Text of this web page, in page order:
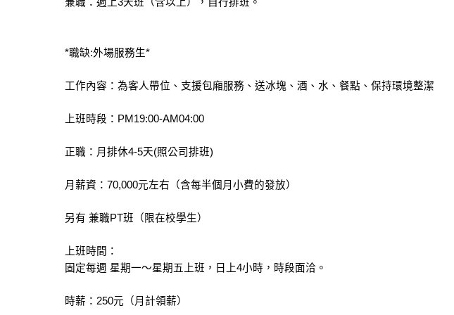
兼職：週上3天班（含以上），自行排班。
*職缺:外場服務生*
工作內容：為客人帶位、支援包廂服務、送冰塊、酒、水、餐點、保持環境整潔
上班時段：PM19:00-AM04:00
正職：月排休4-5天(照公司排班)
月薪資：70,000元左右（含每半個月小費的發放）
另有 兼職PT班（限在校學生）
上班時間：
固定每週 星期一～星期五上班，日上4小時，時段面洽。
時薪：250元（月計領薪）